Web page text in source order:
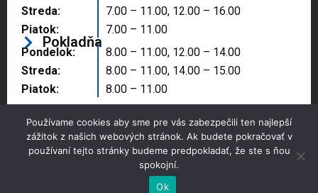
Streda:
Piatok:
7.00 – 11.00, 12.00 – 16.00
7.00 – 11.00
Pokladňa
Pondelok:
Streda:
Piatok:
8.00 – 11.00, 12.00 – 14.00
8.00 – 11.00, 14.00 – 15.00
8.00 – 11.00
Copyright © 2025 Správa majetku mesta, n.o.,
Partizánske
Používame cookies aby sme pre vás zabezpečili ten najlepší
zážitok z našich webových stránok. Ak budete pokračovať v
používaní tejto stránky budeme predpokladať, že ste s ňou
spokojní.
Ok